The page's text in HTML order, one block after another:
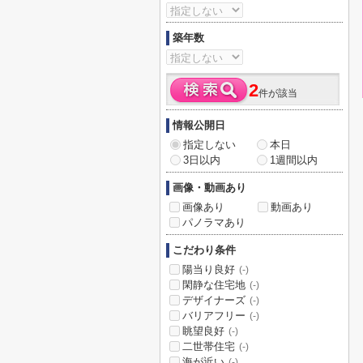
築年数
2件が該当
情報公開日
指定しない
本日
3日以内
1週間以内
画像・動画あり
画像あり
動画あり
パノラマあり
こだわり条件
陽当り良好 (-)
閑静な住宅地 (-)
デザイナーズ (-)
バリアフリー (-)
眺望良好 (-)
二世帯住宅 (-)